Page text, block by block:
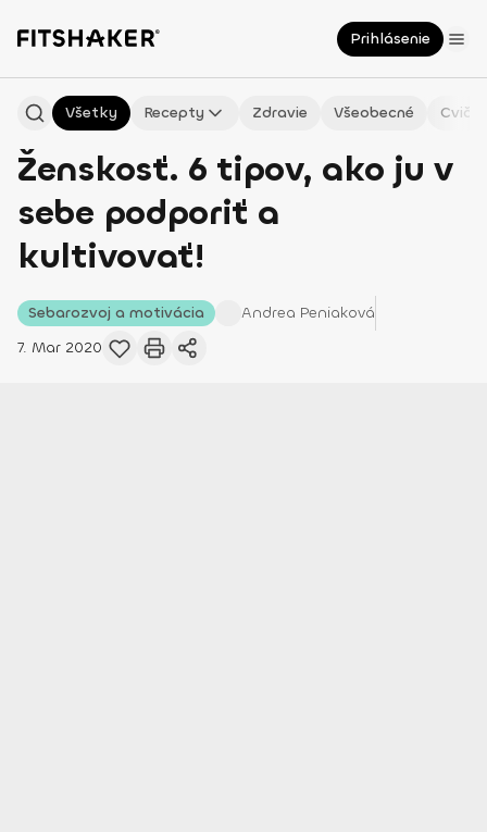
Prihlásenie
Všetky Recepty Zdravie Všeobecné
Ženskosť. 6 tipov, ako ju v
sebe podporiť a
kultivovať!
Sebarozvoj a motivácia Andrea Peniaková
7. Mar 2020